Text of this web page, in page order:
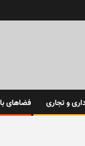
و تجاری فضاهای